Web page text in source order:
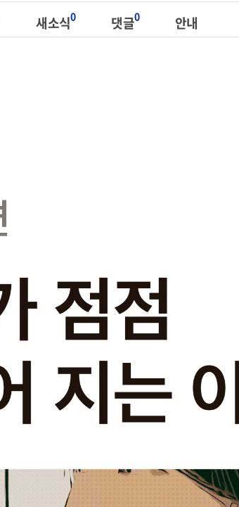
새소식0 댓글0 안내